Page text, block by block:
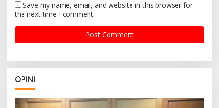
Save my name, email, and website in this browser for
the next time I comment.
OPINI